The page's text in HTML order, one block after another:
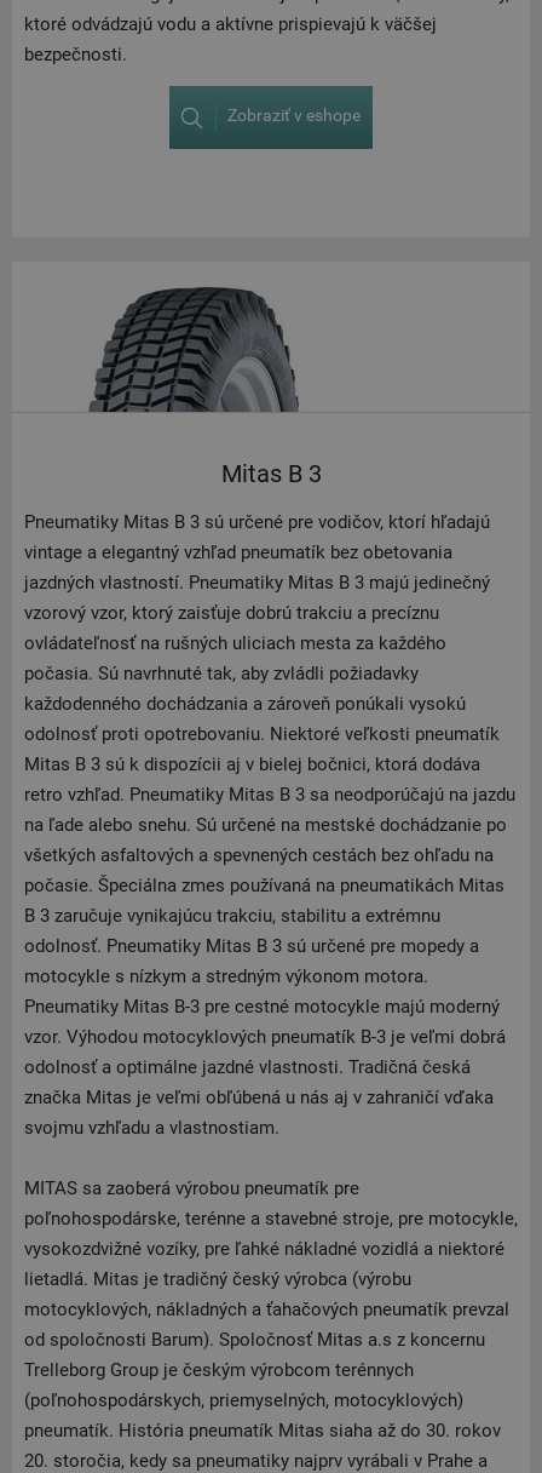
ktoré odvádzajú vodu a aktívne prispievajú k väčšej
bezpečnosti.
Zobraziť v eshope
Mitas B 3
Pneumatiky Mitas B 3 sú určené pre vodičov, ktorí hľadajú
vintage a elegantný vzhľad pneumatík bez obetovania
jazdných vlastností. Pneumatiky Mitas B 3 majú jedinečný
vzorový vzor, ktorý zaisťuje dobrú trakciu a precíznu
ovládateľnosť na rušných uliciach mesta za každého
počasia. Sú navrhnuté tak, aby zvládli požiadavky
každodenného dochádzania a zároveň ponúkali vysokú
odolnosť proti opotrebovaniu. Niektoré veľkosti pneumatík
Mitas B 3 sú k dispozícii aj v bielej bočnici, ktorá dodáva
retro vzhľad. Pneumatiky Mitas B 3 sa neodporúčajú na jazdu
na ľade alebo snehu. Sú určené na mestské dochádzanie po
všetkých asfaltových a spevnených cestách bez ohľadu na
počasie. Špeciálna zmes používaná na pneumatikách Mitas
B 3 zaručuje vynikajúcu trakciu, stabilitu a extrémnu
odolnosť. Pneumatiky Mitas B 3 sú určené pre mopedy a
motocykle s nízkym a stredným výkonom motora.
Pneumatiky Mitas B-3 pre cestné motocykle majú moderný
vzor. Výhodou motocyklových pneumatík B-3 je veľmi dobrá
odolnosť a optimálne jazdné vlastnosti. Tradičná česká
značka Mitas je veľmi obľúbená u nás aj v zahraničí vďaka
svojmu vzhľadu a vlastnostiam.
MITAS sa zaoberá výrobou pneumatík pre
poľnohospodárske, terénne a stavebné stroje, pre motocykle,
vysokozdvižné vozíky, pre ľahké nákladné vozidlá a niektoré
lietadlá. Mitas je tradičný český výrobca (výrobu
motocyklových, nákladných a ťahačových pneumatík prevzal
od spoločnosti Barum). Spoločnosť Mitas a.s z koncernu
Trelleborg Group je českým výrobcom terénnych
(poľnohospodárskych, priemyselných, motocyklových)
pneumatík. História pneumatík Mitas siaha až do 30. rokov
20. storočia, kedy sa pneumatiky najprv vyrábali v Prahe a